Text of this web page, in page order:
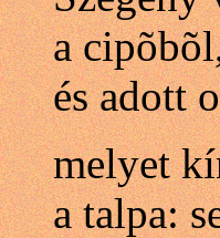
a
és adott
melyet
a talpa: